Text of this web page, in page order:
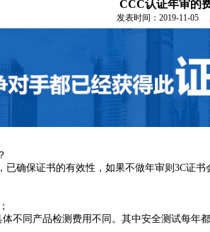
CCC认证年审的
发表时间： 2019-11-05阅
已确保证书的有效性，如果不做年审则3C证
不同产品检测费用不同。其中安全测试每年